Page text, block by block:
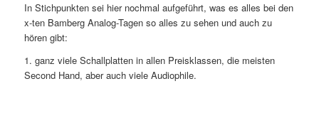
In Stichpunkten sei hier nochmal aufgeführt, was es alles bei den
x-ten Bamberg Analog-Tagen so alles zu sehen und auch zu
hören gibt:
1. ganz viele Schallplatten in allen Preisklassen, die meisten
Second Hand, aber auch viele Audiophile.